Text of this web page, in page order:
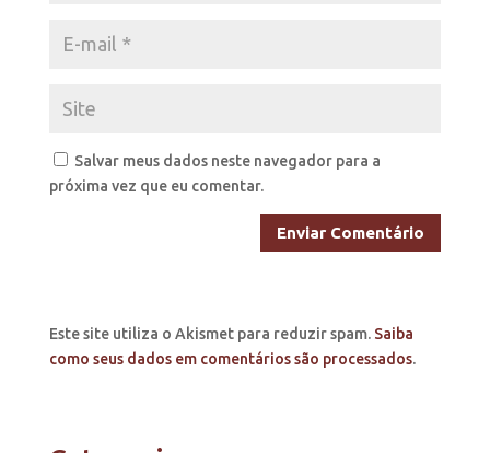
Salvar meus dados neste navegador para a
próxima vez que eu comentar.
Este site utiliza o Akismet para reduzir spam. Saiba
como seus dados em comentários são processados.